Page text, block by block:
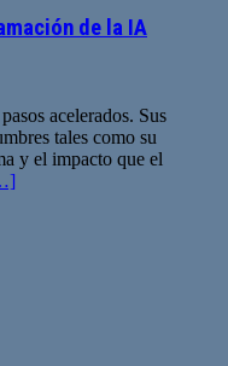
de la IA
acelerados. Sus
tales como su
y el impacto que el